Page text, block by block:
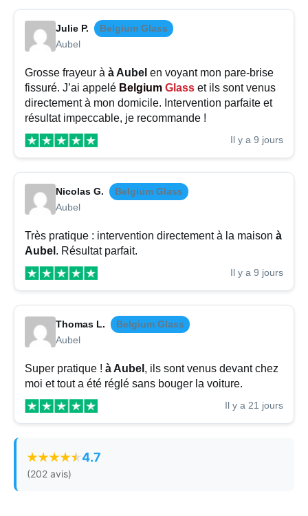
Julie P.
Belgium Glass
Aubel
Grosse frayeur à à Aubel en voyant mon pare-brise
fissuré. J’ai appelé Belgium Glass et ils sont venus
directement à mon domicile. Intervention parfaite et
résultat impeccable, je recommande !
Il y a 9 jours
Nicolas G.
Belgium Glass
Aubel
Très pratique : intervention directement à la maison à
Aubel . Résultat parfait.
Il y a 9 jours
Thomas L.
Belgium Glass
Aubel
Super pratique ! à Aubel , ils sont venus devant chez
moi et tout a été réglé sans bouger la voiture.
Il y a 21 jours
4.7
(202 avis)